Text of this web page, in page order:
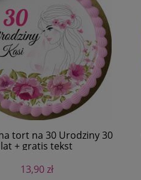
tort na 30 Urodziny 30
lat + gratis tekst
13,90 zł